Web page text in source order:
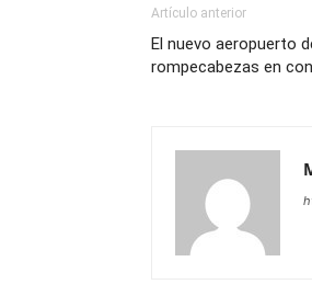
Artículo anterior
El nuevo aeropuerto
rompecabezas en